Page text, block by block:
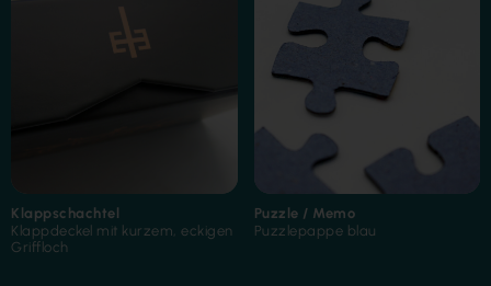
Klappschachtel
Klappdeckel mit kurzem, eckigen
Griffloch
Puzzle / Memo
Puzzlepappe blau